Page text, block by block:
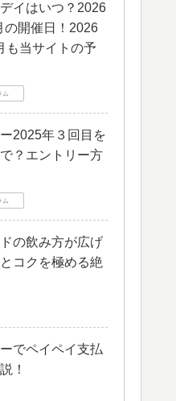
イはいつ？2026
の開催日！2026
も当サイトの予
ム
2025年３回目を
？エントリー方
ム
の飲み方が広げ
コクを極める絶
でペイペイ支払
！